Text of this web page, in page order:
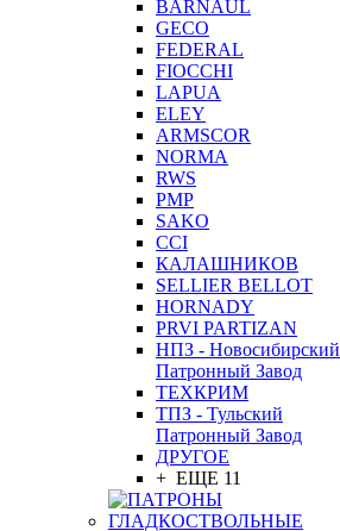
BARNAUL
GEСO
FEDERAL
FIOCCHI
LAPUA
ELEY
ARMSCOR
NORMA
RWS
PMP
SAKO
CCI
КАЛАШНИКОВ
SELLIER BELLOT
HORNADY
PRVI PARTIZAN
НПЗ - Новосибирский
Патронный Завод
ТЕХКРИМ
ТПЗ - Тульский
Патронный Завод
ДРУГОЕ
+ ЕЩЕ 11